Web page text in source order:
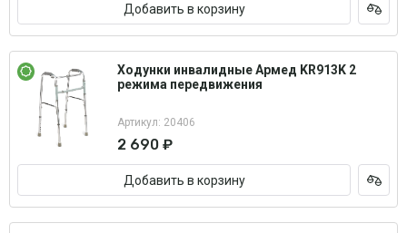
Добавить в корзину
Ходунки инвалидные Армед KR913K 2
режима передвижения
Артикул: 20406
2 690 ₽
Добавить в корзину